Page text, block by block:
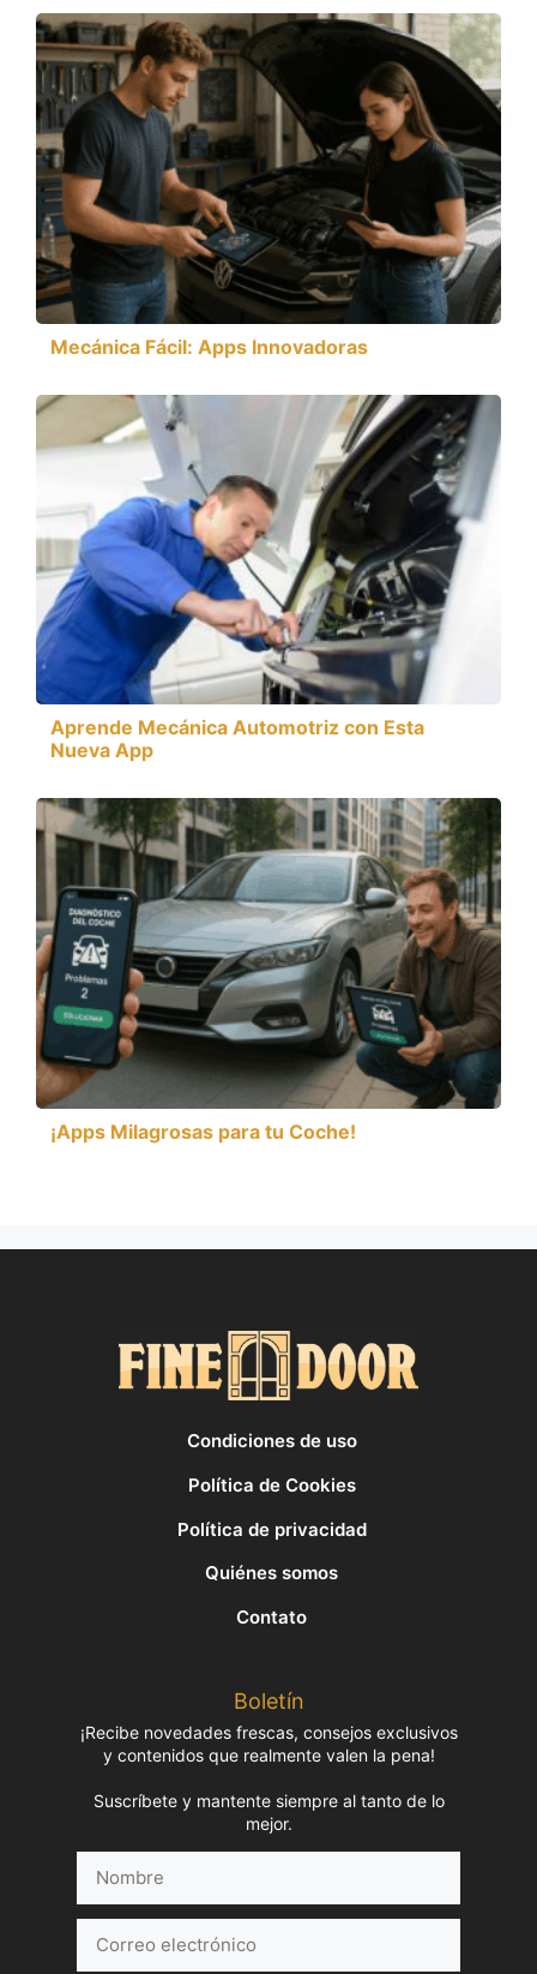
Mecánica Fácil: Apps Innovadoras
Aprende Mecánica Automotriz con Esta
Nueva App
¡Apps Milagrosas para tu Coche!
Condiciones de uso
Política de Cookies
Política de privacidad
Quiénes somos
Contato
Boletín
¡Recibe novedades frescas, consejos exclusivos
y contenidos que realmente valen la pena!
Suscríbete y mantente siempre al tanto de lo
mejor.
electrónico